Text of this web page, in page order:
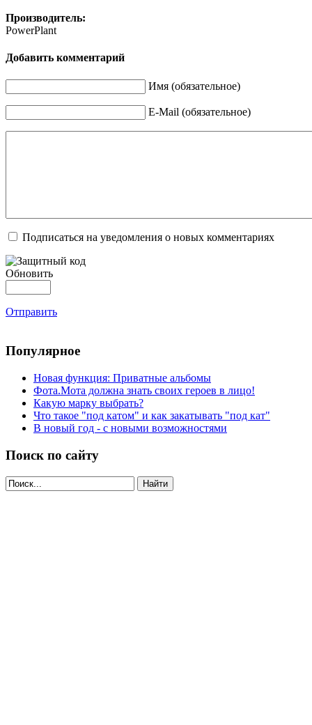
Производитель:
PowerPlant
Добавить комментарий
Имя (обязательное)
E-Mail (обязательное)
Подписаться на уведомления о новых комментариях
Обновить
Отправить
Популярное
Новая функция: Приватные альбомы
Фота.Мота должна знать своих героев в лицо!
Какую марку выбрать?
Что такое "под катом" и как закатывать "под кат"
В новый год - с новыми возможностями
Поиск по сайту
Найти